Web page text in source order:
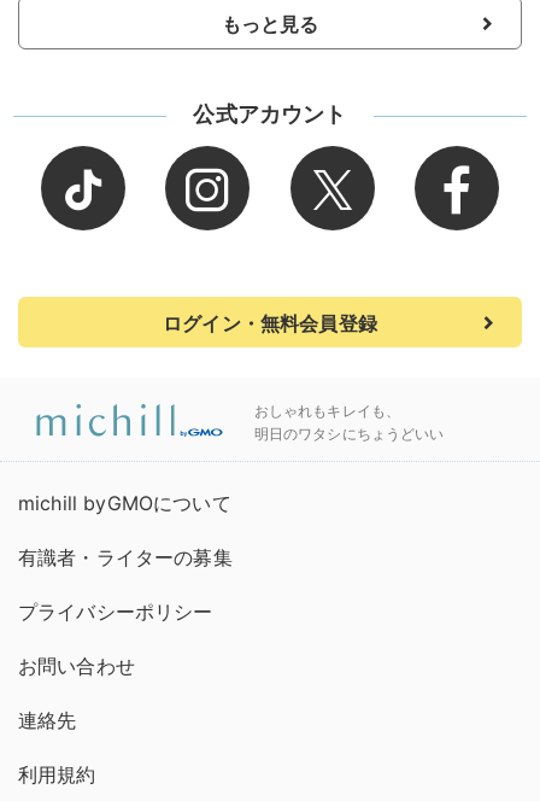
もっと見る
公式アカウント
ログイン・無料会員登録
おしゃれもキレイも、
明日のワタシにちょうどいい
michill byGMOについて
有識者・ライターの募集
プライバシーポリシー
お問い合わせ
連絡先
利用規約